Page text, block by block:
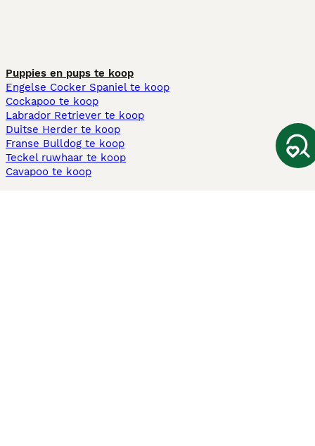
Puppies en pups te koop
Engelse Cocker Spaniel te koop
Cockapoo te koop
Labrador Retriever te koop
Duitse Herder te koop
Franse Bulldog te koop
Teckel ruwhaar te koop
Cavapoo te koop